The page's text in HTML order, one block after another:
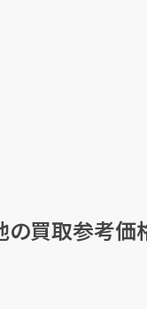
の買取参考価